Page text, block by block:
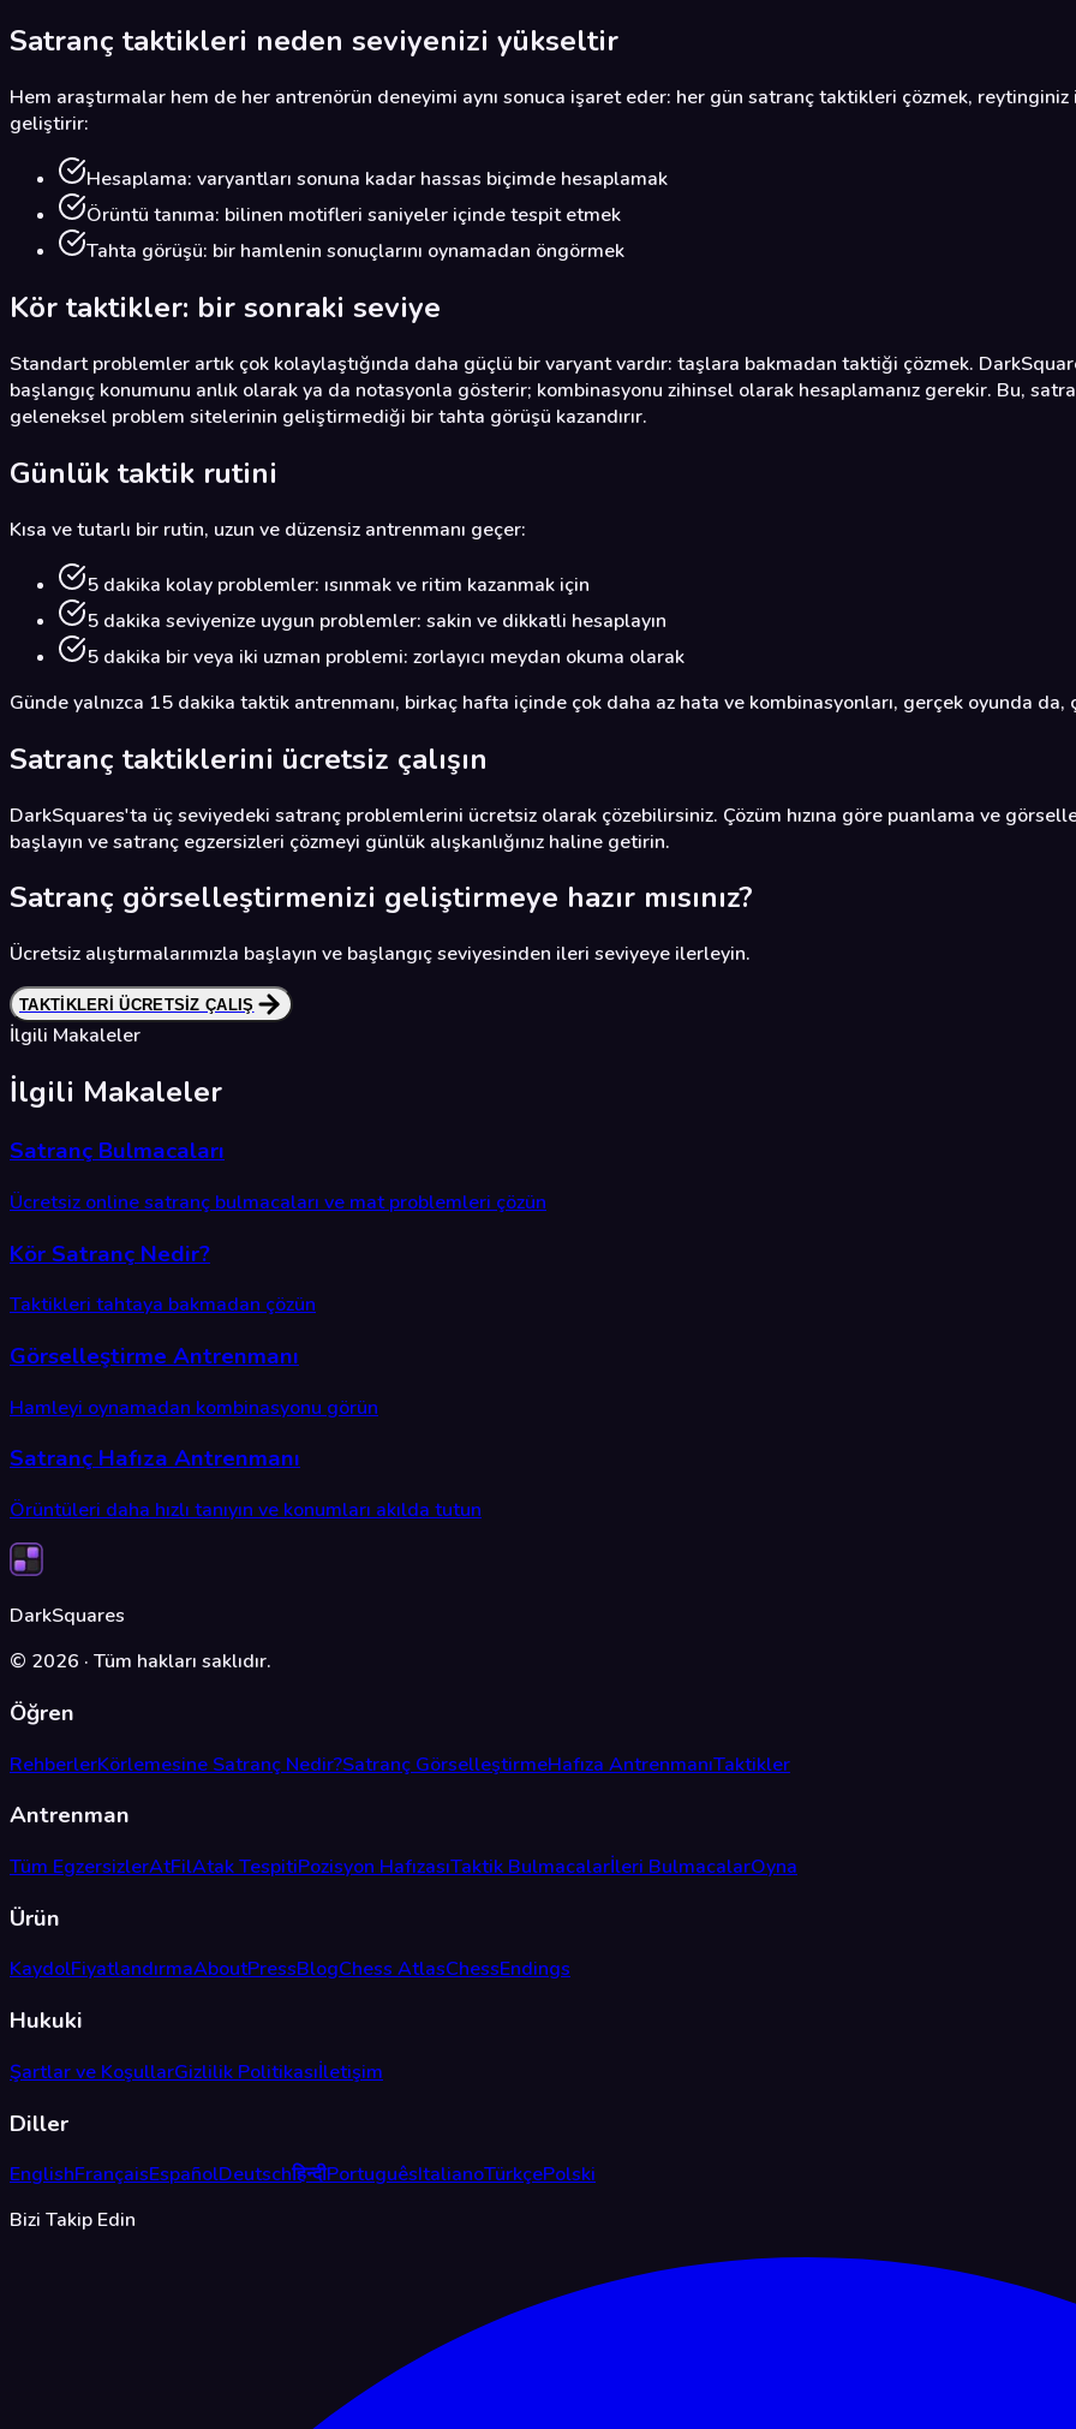
Satranç taktikleri neden seviyenizi yükseltir
Hem araştırmalar hem de her antrenörün deneyimi aynı sonuca işaret eder: her gün satranç taktikleri çözmek,
geliştirir:
Hesaplama: varyantları sonuna kadar hassas biçimde hesaplamak
Örüntü tanıma: bilinen motifleri saniyeler içinde tespit etmek
Tahta görüşü: bir hamlenin sonuçlarını oynamadan öngörmek
Kör taktikler: bir sonraki seviye
Standart problemler artık çok kolaylaştığında daha güçlü bir varyant vardır: taşlara bakmadan taktiği çözmek.
başlangıç konumunu anlık olarak ya da notasyonla gösterir; kombinasyonu zihinsel olarak hesaplamanız gerekir. Bu,
geleneksel problem sitelerinin geliştirmediği bir tahta görüşü kazandırır.
Günlük taktik rutini
Kısa ve tutarlı bir rutin, uzun ve düzensiz antrenmanı geçer:
5 dakika kolay problemler: ısınmak ve ritim kazanmak için
5 dakika seviyenize uygun problemler: sakin ve dikkatli hesaplayın
5 dakika bir veya iki uzman problemi: zorlayıcı meydan okuma olarak
Günde yalnızca 15 dakika taktik antrenmanı, birkaç hafta içinde çok daha az hata ve kombinasyonları, gerçek oyunda da,
Satranç taktiklerini ücretsiz çalışın
DarkSquares'ta üç seviyedeki satranç problemlerini ücretsiz olarak çözebilirsiniz. Çözüm hızına göre puanlama ve
başlayın ve satranç egzersizleri çözmeyi günlük alışkanlığınız haline getirin.
Satranç görselleştirmenizi geliştirmeye hazır mısınız?
Ücretsiz alıştırmalarımızla başlayın ve başlangıç seviyesinden ileri seviyeye ilerleyin.
TAKTIKLERI ÜCRETSIZ ÇALIŞ
İlgili Makaleler
İlgili Makaleler
Satranç Bulmacaları
Ücretsiz online satranç bulmacaları ve mat problemleri çözün
Kör Satranç Nedir?
Taktikleri tahtaya bakmadan çözün
Görselleştirme Antrenmanı
Hamleyi oynamadan kombinasyonu görün
Satranç Hafıza Antrenmanı
Örüntüleri daha hızlı tanıyın ve konumları akılda tutun
DarkSquares
© 2026 · Tüm hakları saklıdır.
Öğren
RehberlerKörlemesine Satranç Nedir?Satranç GörselleştirmeHafıza AntrenmanıTaktikler
Antrenman
Tüm EgzersizlerAtFilAtak TespitiPozisyon HafızasıTaktik Bulmacalarİleri BulmacalarOyna
Ürün
KaydolFiyatlandırmaAboutPressBlogChess AtlasChessEndings
Hukuki
Şartlar ve KoşullarGizlilik Politikasıİletişim
Diller
EnglishFrançaisEspañolDeutschहिन्दीPortuguêsItalianoTürkçePolski
Bizi Takip Edin